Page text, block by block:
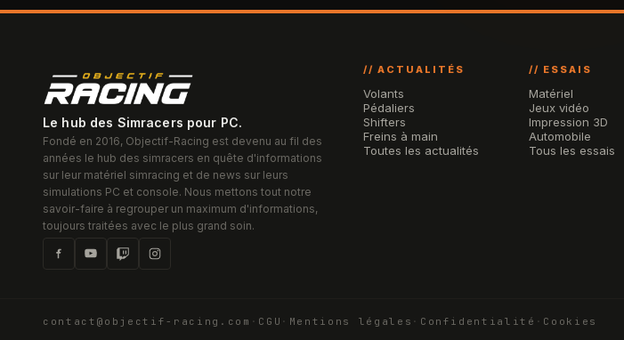
Le hub des Simracers pour PC.
Fondé en 2016, Objectif-Racing est devenu au fil des
années le hub des simracers en quête d'informations
sur leur matériel simracing et de news sur leurs
simulations PC et console. Nous mettons tout notre
savoir-faire à regrouper un maximum d'informations,
toujours traitées avec le plus grand soin.
// ACTUALITÉS
Volants
Pédaliers
Shifters
Freins à main
Toutes les actualités
// ESSAIS
Matériel
Jeux vidéo
Impression 3D
Automobile
Tous les essais
contact@objectif-racing.com · CGU · Mentions légales · Confidentialité · Cookies